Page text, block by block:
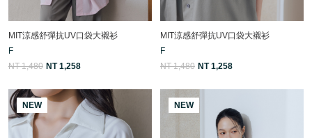
MIT涼感舒彈抗UV口袋大襯衫
F
NT 1,480 NT 1,258
MIT涼感舒彈抗UV口袋大襯衫
F
NT 1,480 NT 1,258
NEW NEW